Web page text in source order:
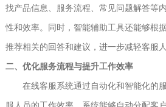
找产品信息、服务流程、常见问题解答等
性和效率。同时，智能辅助工具还能够根
推荐相关的回答和建议，进一步减轻客服
二、优化服务流程与提升工作效率
在线客服系统通过自动化和智能化的服